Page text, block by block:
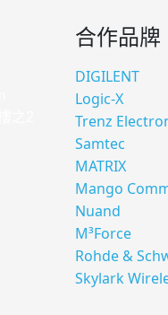
合作品牌
DIGILENT
Logic-X
Trenz
Samtec
MATRIX
Mango
Nuand
M³Force
Rohde &
Skylark